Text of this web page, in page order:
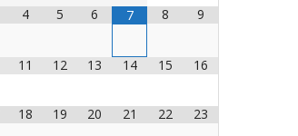
4 5 6 7 8 9
11 12 13 14 15 16
18 19 20 21 22 23